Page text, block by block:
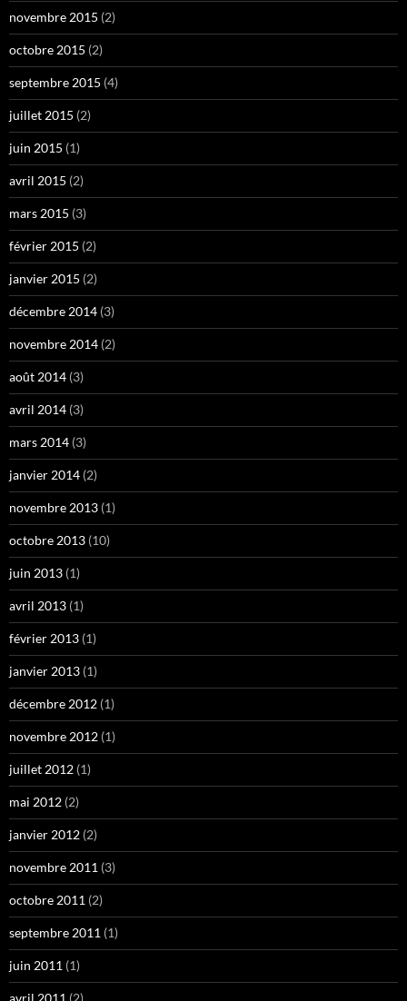
novembre 2015 (2)
octobre 2015 (2)
septembre 2015 (4)
juillet 2015 (2)
juin 2015 (1)
avril 2015 (2)
mars 2015 (3)
février 2015 (2)
janvier 2015 (2)
décembre 2014 (3)
novembre 2014 (2)
août 2014 (3)
avril 2014 (3)
mars 2014 (3)
janvier 2014 (2)
novembre 2013 (1)
octobre 2013 (10)
juin 2013 (1)
avril 2013 (1)
février 2013 (1)
janvier 2013 (1)
décembre 2012 (1)
novembre 2012 (1)
juillet 2012 (1)
mai 2012 (2)
janvier 2012 (2)
novembre 2011 (3)
octobre 2011 (2)
septembre 2011 (1)
juin 2011 (1)
avril 2011 (2)